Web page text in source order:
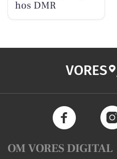
hos DMR
VORES
OM VORES DIGITAL